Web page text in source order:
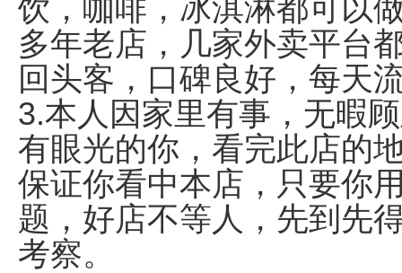
饮，咖啡，冰淇淋都可以
多年老店，几家外卖平台
回头客，口碑良好，每天
3.本人因家里有事，无暇
有眼光的你，看完此店的
保证你看中本店，只要你
题，好店不等人，先到先
考察。